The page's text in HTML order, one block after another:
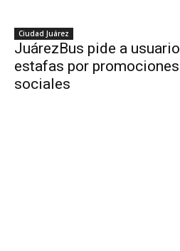
Ciudad Juárez
JuárezBus pide a
estafas por
sociales